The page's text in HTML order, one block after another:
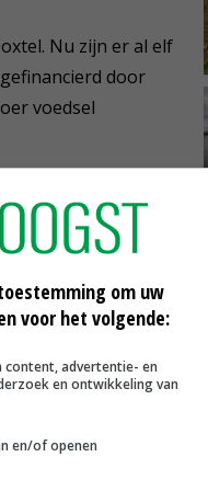
Nu zijn er al elf
door
voedsel
Veer aan. 'We
deze kwaliteit
van dat. Het is
opzoeken,
'In het
aankoop. De
om uw
voor het volgende:
content, advertentie- en
en ontwikkeling van
en/of openen